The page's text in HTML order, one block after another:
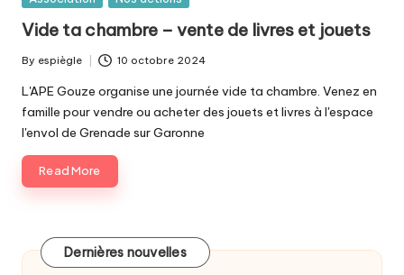
r
e
n
t
s
d
l
Vide ta chambre – vente de livres et jouets
Posted
by
By espiègle 10 octobre 2024
L'APE Gouze organise une journée vide ta chambre. Venez en
famille pour vendre ou acheter des jouets et livres à l'espace
l'envol de Grenade sur Garonne
Read More
Dernières nouvelles